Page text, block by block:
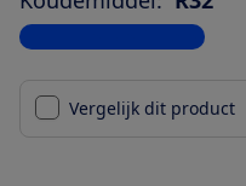
Bekijk alle specificaties
Vergelijk dit product